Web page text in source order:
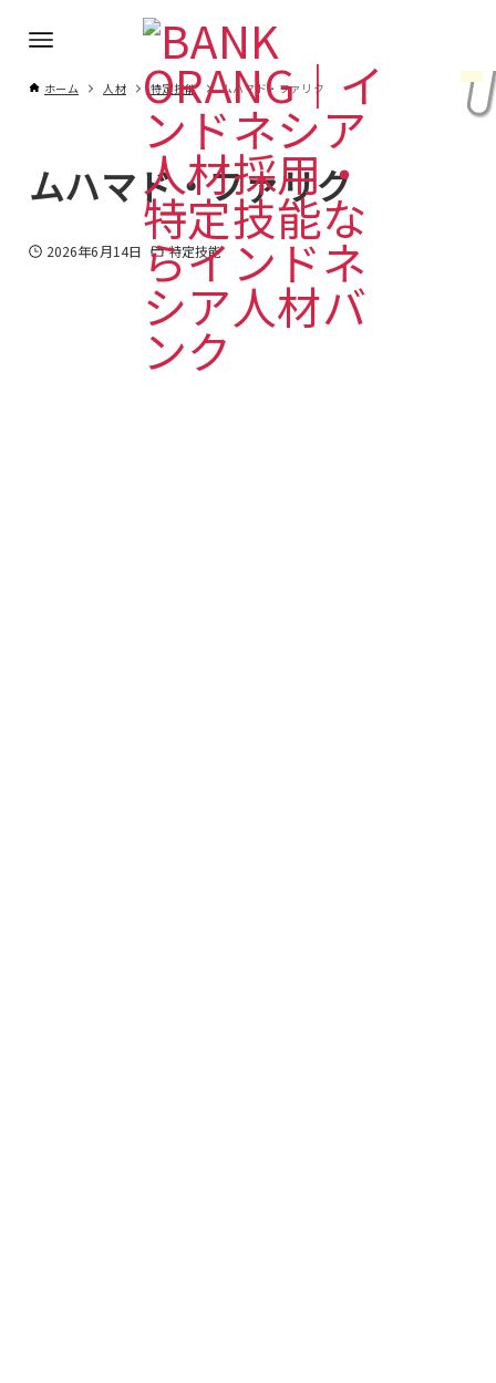
ホーム 人材 特定技能 ムハマド・ファリク
ムハマド・ファリク
2026年6月14日 特定技能